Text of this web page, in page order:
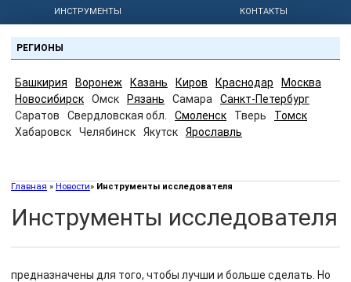
ИНСТРУМЕНТЫ КОНТАКТЫ
РЕГИОНЫ
Башкирия Воронеж Казань Киров Краснодар
Москва
Новосибирск
Омск Рязань Самара
Санкт-Петербург
Саратов
Свердловская обл. Смоленск Тверь
Томск
Хабаровск
Челябинск Якутск Ярославль
Главная » Новости» Инструменты исследователя
Инструменты исследователя
предназначены для того, чтобы лучши и больше сделать. Но